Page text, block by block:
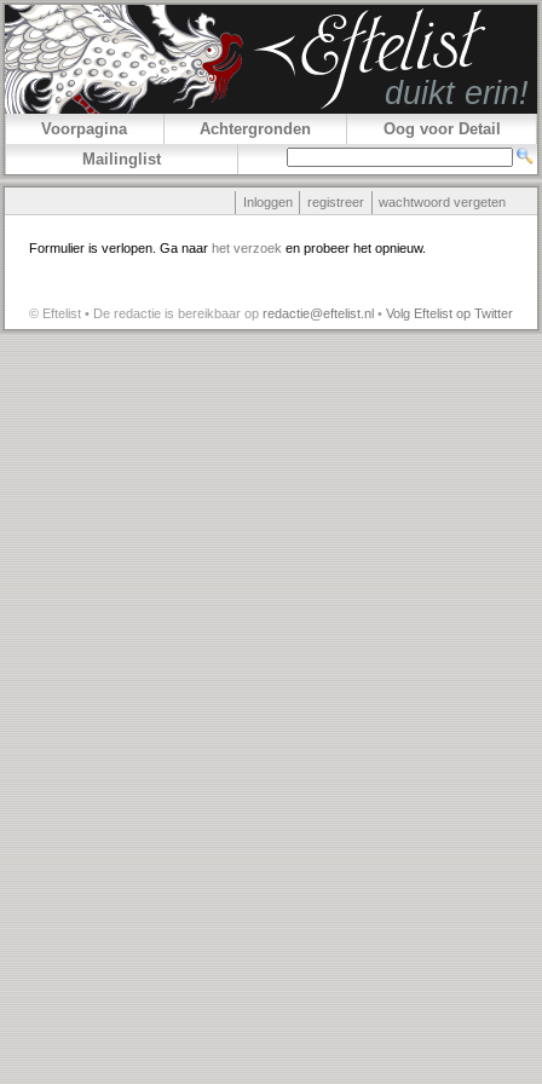
Voorpagina Achtergronden
Oog voor Detail
Mailinglist
Inloggen registreer wachtwoord vergeten
Formulier is verlopen. Ga naar het verzoek en probeer het opnieuw.
© Eftelist • De redactie is bereikbaar op redactie@eftelist.nl • Volg Eftelist op Twitter